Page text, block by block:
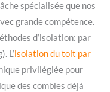
spécialisée que nos
grande compétence.
d’isolation: par
L’isolation du toit par
privilégiée pour
des combles déjà